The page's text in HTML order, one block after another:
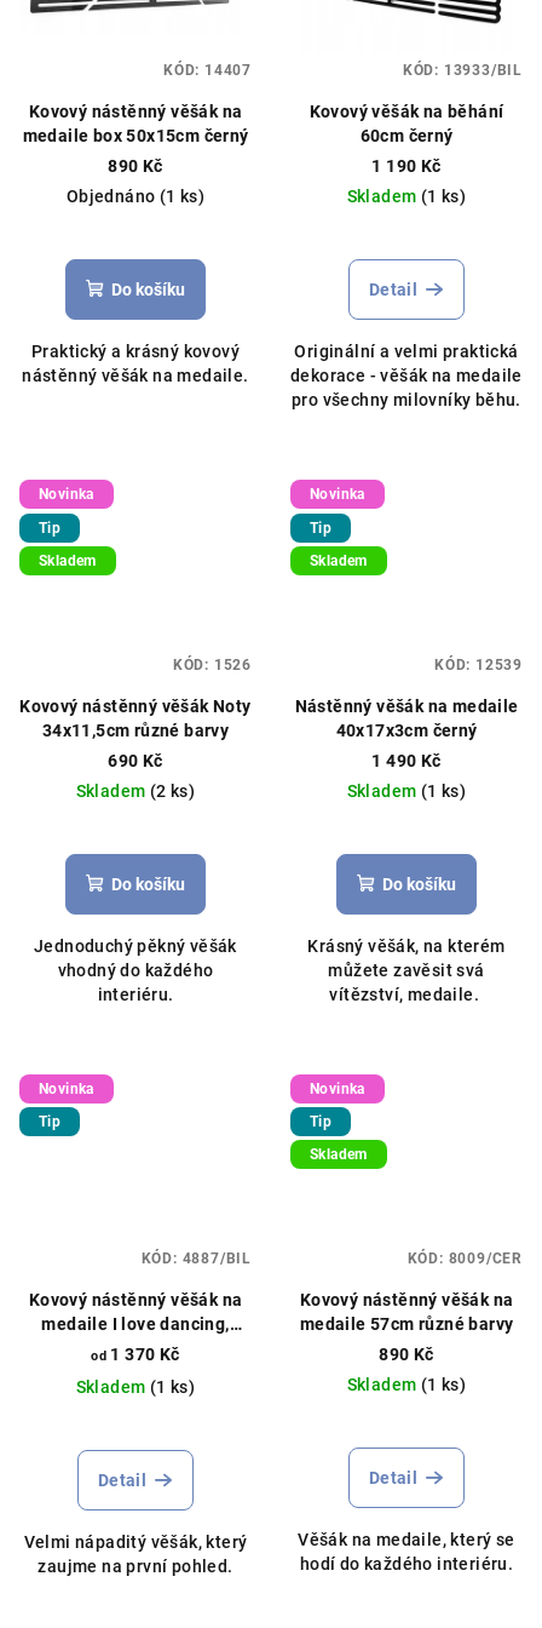
Kovový nástěnný věšák na
medaile box 50x15cm černý
890 Kč
Objednáno (1 ks)
Do košíku
Praktický a krásný kovový
nástěnný věšák na medaile.
KÓD: 14407
Kovový věšák na běhání
60cm černý
1 190 Kč
Skladem (1 ks)
Detail
Originální a velmi praktická
dekorace - věšák na medaile
pro všechny milovníky běhu.
KÓD: 13933/BIL
Novinka
Tip
Skladem
Kovový nástěnný věšák Noty
34x11,5cm různé barvy
690 Kč
Skladem (2 ks)
hodnocení
produktu
z
5
hvězdiček.
Do košíku
Jednoduchý pěkný věšák
vhodný do každého
interiéru.
KÓD: 1526
Novinka
Tip
Skladem
Nástěnný věšák na medaile
40x17x3cm černý
1 490 Kč
Skladem (1 ks)
hodnocení
produktu
z
5
hvězdiček.
Do košíku
Krásný věšák, na kterém
můžete zavěsit svá
vítězství, medaile.
KÓD: 12539
Novinka
Tip
Kovový nástěnný věšák na
medaile I love dancing,
různé délky, různé barvy
od 1 370 Kč
Skladem (1 ks)
Detail
Velmi nápaditý věšák, který
zaujme na první pohled.
KÓD: 4887/BIL
Novinka
Tip
Skladem
Kovový nástěnný věšák na
medaile 57cm různé barvy
890 Kč
Skladem (1 ks)
Detail
Věšák na medaile, který se
hodí do každého interiéru.
KÓD: 8009/CER